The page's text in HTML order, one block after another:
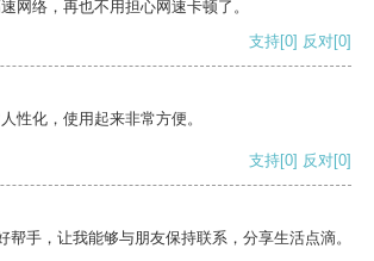
网络，再也不用担心网速卡顿了。
支持[0] 反对[0]
性化，使用起来非常方便。
支持[0] 反对[0]
帮手，让我能够与朋友保持联系，分享生活点滴。